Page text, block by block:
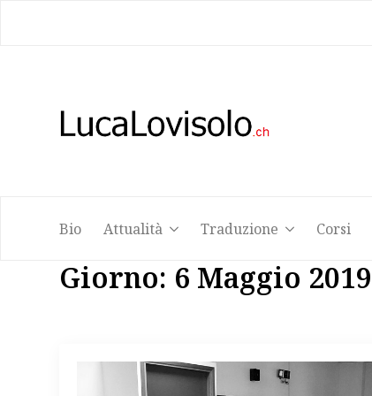
Bio Attualità Traduzione Corsi
Giorno: 6 Maggio 2019